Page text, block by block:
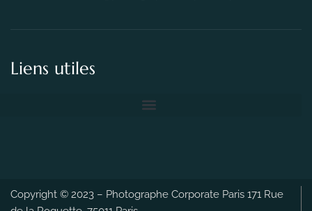
Liens utiles
Copyright © 2023 – Photographe Corporate Paris 171 Rue